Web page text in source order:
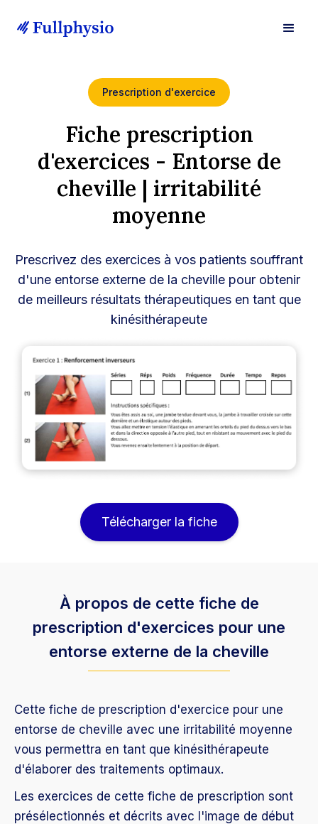
Prescription d'exercice
Fiche prescription
d'exercices - Entorse de
cheville | irritabilité
moyenne
Prescrivez des exercices à vos patients souffrant
d'une entorse externe de la cheville pour obtenir
de meilleurs résultats thérapeutiques en tant que
kinésithérapeute
Télécharger la fiche
À propos de cette fiche de
prescription d'exercices pour une
entorse externe de la cheville
Cette fiche de prescription d'exercice pour une
entorse de cheville avec une irritabilité moyenne
vous permettra en tant que kinésithérapeute
d'élaborer des traitements optimaux.
Les exercices de cette fiche de prescription sont
présélectionnés et décrits avec l'image de début